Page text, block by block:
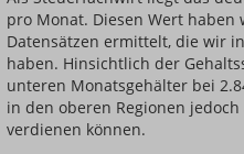
pro Monat. Diesen Wert haben
Datensätzen ermittelt, die wir
haben. Hinsichtlich der
unteren Monatsgehälter bei
in den oberen Regionen
verdienen können.